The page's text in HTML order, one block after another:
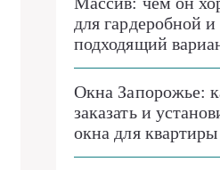
для гардеробной
подходящий
Окна Запорожье:
заказать и
окна для